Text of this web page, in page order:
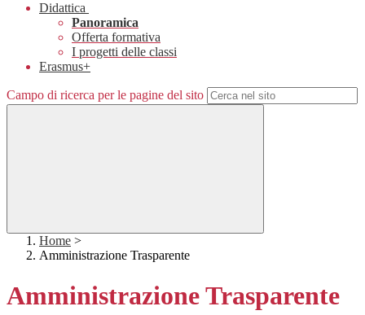
Didattica
Panoramica
Offerta formativa
I progetti delle classi
Erasmus+
Campo di ricerca per le pagine del sito
Home >
Amministrazione Trasparente
Amministrazione Trasparente